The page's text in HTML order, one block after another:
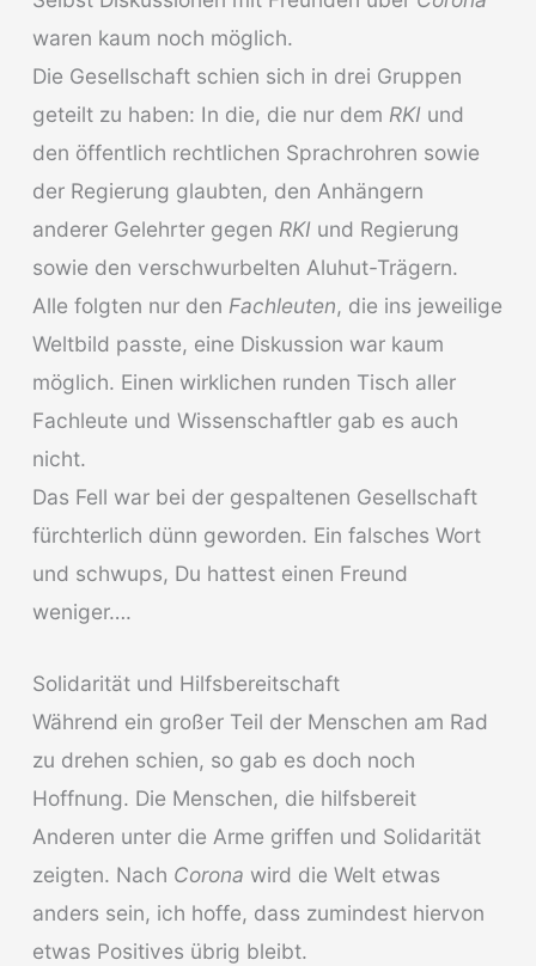
waren kaum noch möglich.
Die Gesellschaft schien sich in drei Gruppen
geteilt zu haben: In die, die nur dem RKI und
den öffentlich rechtlichen Sprachrohren sowie
der Regierung glaubten, den Anhängern
anderer Gelehrter gegen RKI und Regierung
sowie den verschwurbelten Aluhut-Trägern.
Alle folgten nur den Fachleuten, die ins jeweilige
Weltbild passte, eine Diskussion war kaum
möglich. Einen wirklichen runden Tisch aller
Fachleute und Wissenschaftler gab es auch
nicht.
Das Fell war bei der gespaltenen Gesellschaft
fürchterlich dünn geworden. Ein falsches Wort
und schwups, Du hattest einen Freund
weniger….
Solidarität und Hilfsbereitschaft
Während ein großer Teil der Menschen am Rad
zu drehen schien, so gab es doch noch
Hoffnung. Die Menschen, die hilfsbereit
Anderen unter die Arme griffen und Solidarität
zeigten. Nach Corona wird die Welt etwas
anders sein, ich hoffe, dass zumindest hiervon
etwas Positives übrig bleibt.